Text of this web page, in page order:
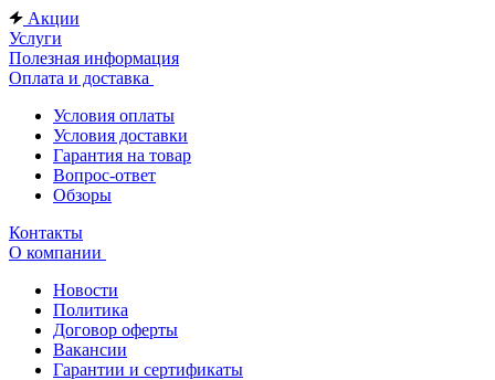
Акции
Услуги
Полезная информация
Оплата и доставка
Условия оплаты
Условия доставки
Гарантия на товар
Вопрос-ответ
Обзоры
Контакты
О компании
Новости
Политика
Договор оферты
Вакансии
Гарантии и сертификаты